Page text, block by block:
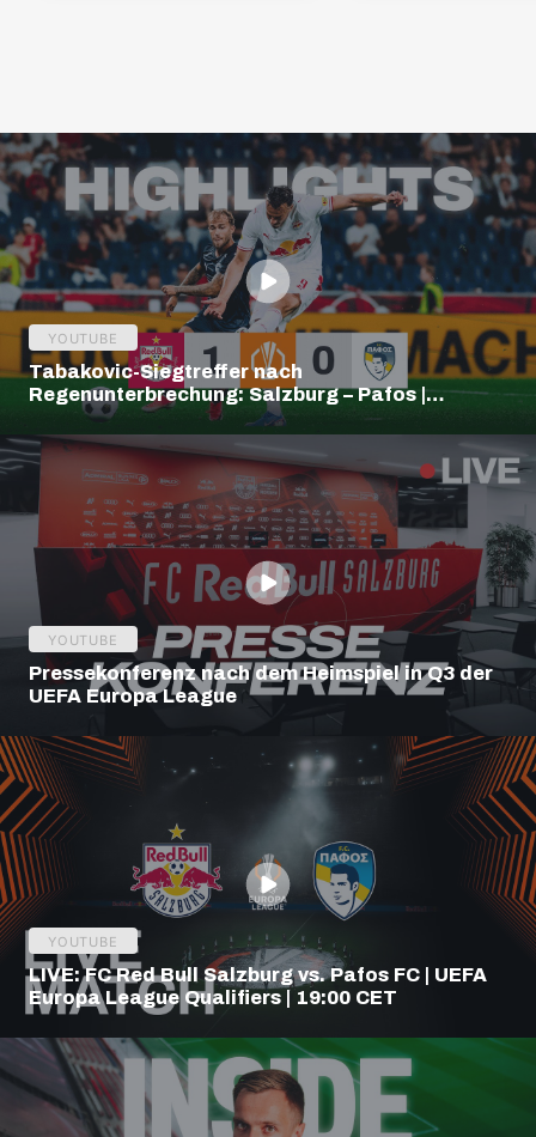
YOUTUBE
Tabakovic-Siegtreffer nach
Regenunterbrechung: Salzburg – Pafos |
Highlights | Europa League Q3
YOUTUBE
Pressekonferenz nach dem Heimspiel in Q3 der
UEFA Europa League
YOUTUBE
LIVE: FC Red Bull Salzburg vs. Pafos FC | UEFA
Europa League Qualifiers | 19:00 CET